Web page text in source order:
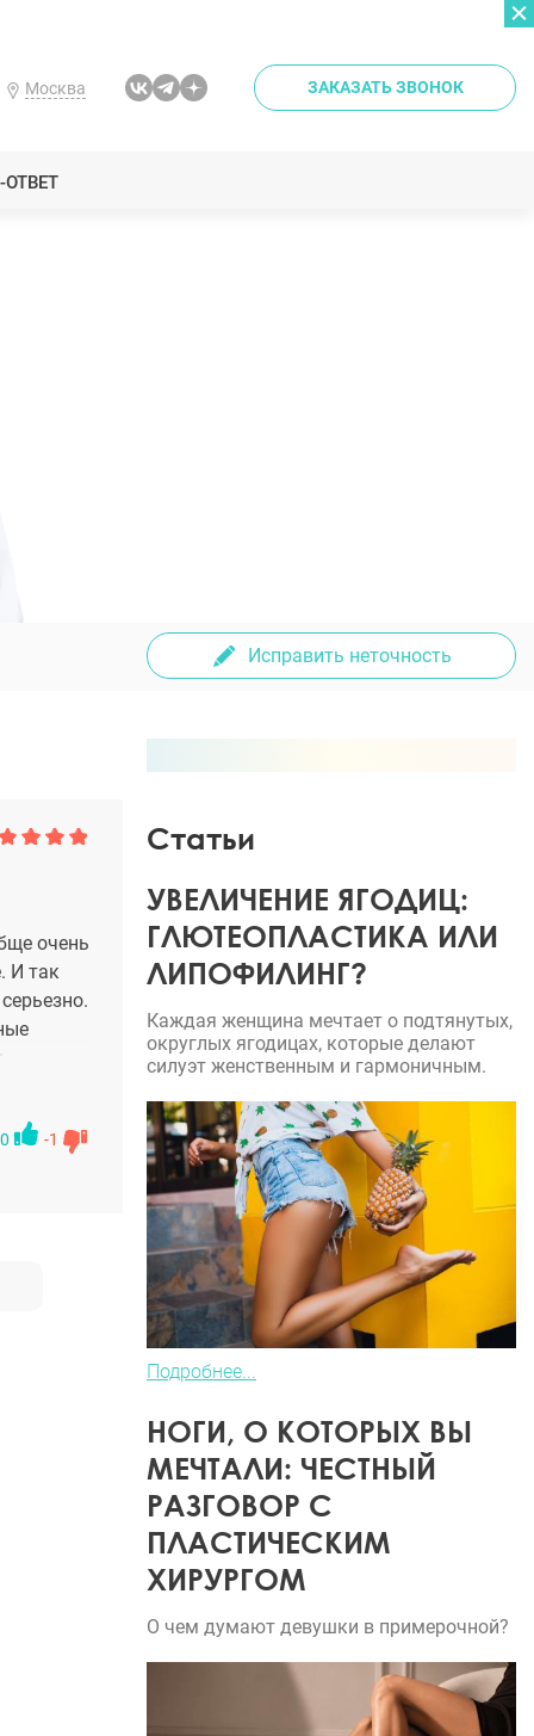
Москва ЗАКАЗАТЬ ЗВОНОК
Исправить неточность
очень
И так
0 -1
Статьи
УВЕЛИЧЕНИЕ ЯГОДИЦ:
ГЛЮТЕОПЛАСТИКА ИЛИ
ЛИПОФИЛИНГ?
Каждая женщина мечтает о подтянутых,
округлых ягодицах, которые делают
силуэт женственным и гармоничным.
Подробнее...
НОГИ, О КОТОРЫХ ВЫ
МЕЧТАЛИ: ЧЕСТНЫЙ
РАЗГОВОР С
ПЛАСТИЧЕСКИМ
ХИРУРГОМ
О чем думают девушки в примерочной?